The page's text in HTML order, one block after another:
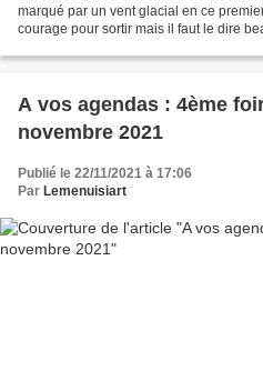
marqué par un vent glacial en ce
courage pour sortir mais il faut le dire
A vos agendas : 4ème
novembre 2021
Publié le 22/11/2021 à 17:06
Par Lemenuisiart